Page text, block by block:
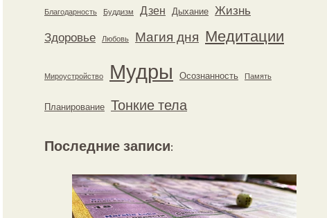
Благодарность Буддизм Дзен Дыхание Жизнь
Здоровье Любовь Магия дня Медитации
Мироустройство Мудры Осознанность Память
Планирование Тонкие тела
Последние записи: